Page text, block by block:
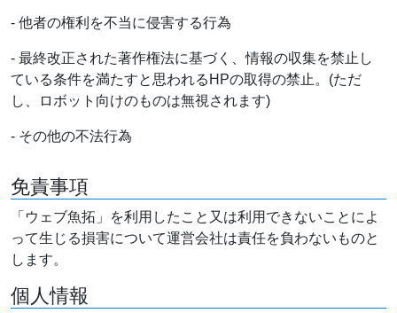
- 他者の権利を不当に侵害する行為
- 最終改正された著作権法に基づく、情報の収集を禁止し
ている条件を満たすと思われるHPの取得の禁止。(ただ
し、ロボット向けのものは無視されます)
- その他の不法行為
免責事項
「ウェブ魚拓」を利用したこと又は利用できないことによ
って生じる損害について運営会社は責任を負わないものと
します。
個人情報